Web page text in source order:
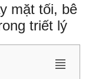
mặt tối, bê
triết lý